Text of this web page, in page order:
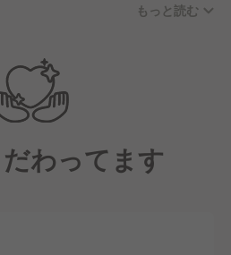
の接客最高だったね！」と褒
ルギーに満ちた職場です。
で喜ばせる」
様を笑顔にすること。
誰かが困っていればすぐに
もっと読む
わってます